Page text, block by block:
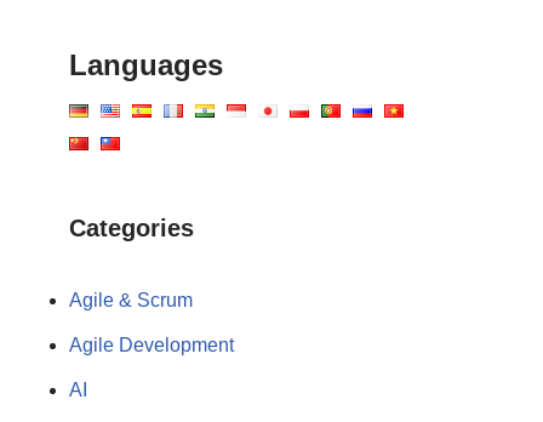
Languages
Categories
Agile & Scrum
Agile Development
AI